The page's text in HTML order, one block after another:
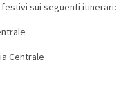
sui seguenti itinerari:
Centrale